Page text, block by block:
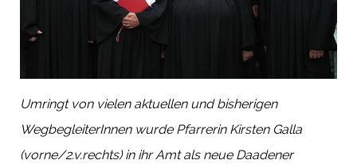
Umringt von vielen aktuellen und bisherigen
WegbegleiterInnen wurde Pfarrerin Kirsten Galla
(vorne/2.v.rechts) in ihr Amt als neue Daadener